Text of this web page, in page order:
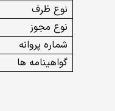
نوع ظرف
نوع مجوز
شماره پروانه
گواهینامه ها